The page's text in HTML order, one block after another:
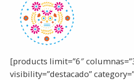
[products limit=”6″
visibility=”destacado”